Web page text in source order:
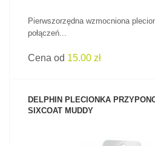
Pierwszorzędna wzmocniona
połączeń...
Cena od 15.00 zł
DELPHIN PLECIONKA
SIXCOAT MUDDY